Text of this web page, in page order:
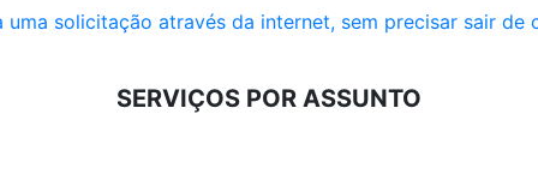
uma solicitação através da internet, sem precisar sair de
SERVIÇOS POR ASSUNTO